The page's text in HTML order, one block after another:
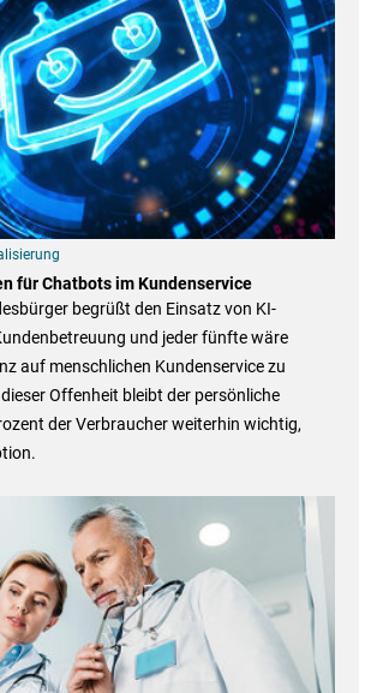
für Chatbots im Kundenservice
begrüßt den Einsatz von KI-
und jeder fünfte wäre
auf menschlichen Kundenservice zu
Offenheit bleibt der persönliche
der Verbraucher weiterhin wichtig,